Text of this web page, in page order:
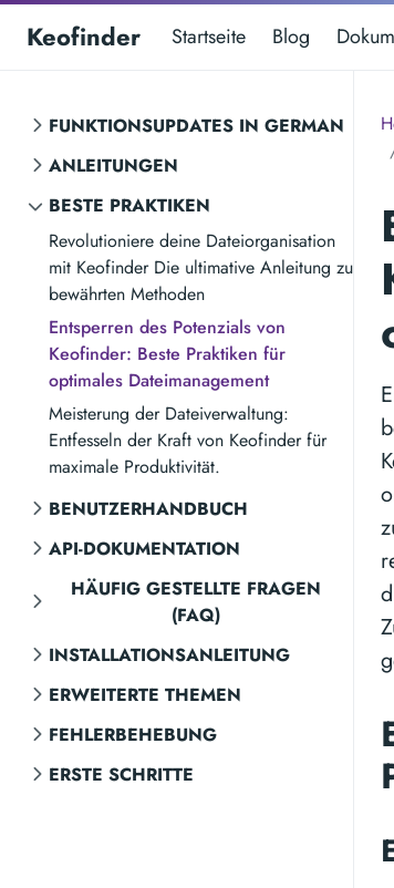
Keofinder Startseite Blog
FUNKTIONSUPDATES IN GERMAN
ANLEITUNGEN
BESTE PRAKTIKEN
Revolutioniere deine Dateiorganisation
mit Keofinder Die ultimative Anleitung zu
bewährten Methoden
Entsperren des Potenzials von
Keofinder: Beste Praktiken für
optimales Dateimanagement
Meisterung der Dateiverwaltung:
Entfesseln der Kraft von Keofinder für
maximale Produktivität.
BENUTZERHANDBUCH
API-DOKUMENTATION
HÄUFIG GESTELLTE FRAGEN
(FAQ)
INSTALLATIONSANLEITUNG
ERWEITERTE THEMEN
FEHLERBEHEBUNG
ERSTE SCHRITTE